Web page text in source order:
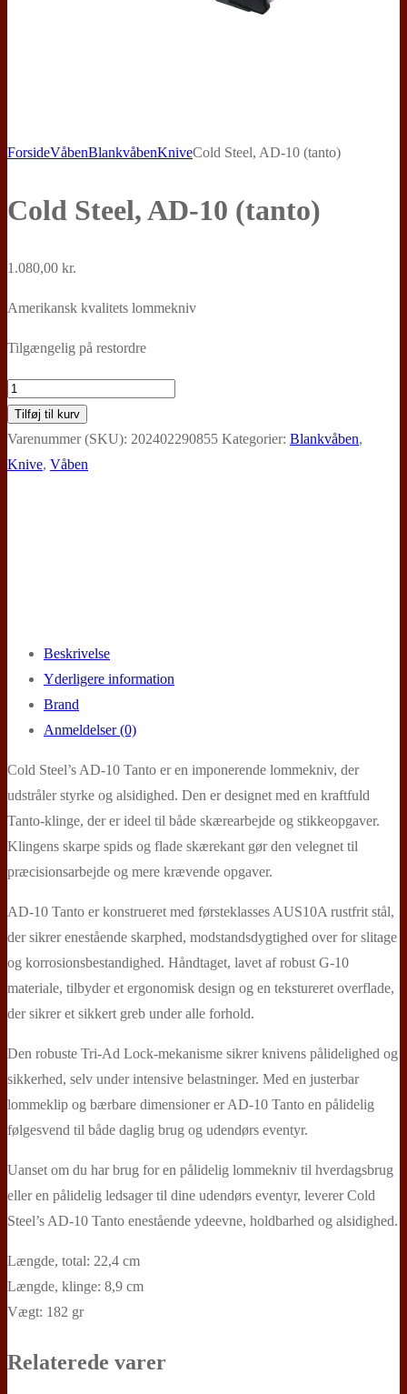
ForsideVåbenBlankvåbenKniveCold Steel, AD-10 (tanto)
Cold Steel, AD-10 (tanto)
1.080,00 kr.
Amerikansk kvalitets lommekniv
Tilgængelig på restordre
Cold
Steel,
AD-
10
Tilføj til kurv
Varenummer (SKU): 202402290855 Kategorier: Blankvåben,
Knive, Våben
Beskrivelse
Yderligere information
Brand
Anmeldelser (0)
Cold Steel’s AD-10 Tanto er en imponerende lommekniv, der
udstråler styrke og alsidighed. Den er designet med en kraftfuld
Tanto-klinge, der er ideel til både skærearbejde og stikkeopgaver.
Klingens skarpe spids og flade skærekant gør den velegnet til
præcisionsarbejde og mere krævende opgaver.
AD-10 Tanto er konstrueret med førsteklasses AUS10A rustfrit stål,
der sikrer enestående skarphed, modstandsdygtighed over for slitage
og korrosionsbestandighed. Håndtaget, lavet af robust G-10
materiale, tilbyder et ergonomisk design og en tekstureret overflade,
der sikrer et sikkert greb under alle forhold.
Den robuste Tri-Ad Lock-mekanisme sikrer knivens pålidelighed og
sikkerhed, selv under intensive belastninger. Med en justerbar
lommeklip og bærbare dimensioner er AD-10 Tanto en pålidelig
følgesvend til både daglig brug og udendørs eventyr.
Uanset om du har brug for en pålidelig lommekniv til hverdagsbrug
eller en pålidelig ledsager til dine udendørs eventyr, leverer Cold
Steel’s AD-10 Tanto enestående ydeevne, holdbarhed og alsidighed.
Længde, total: 22,4 cm
Længde, klinge: 8,9 cm
Vægt: 182 gr
Relaterede varer